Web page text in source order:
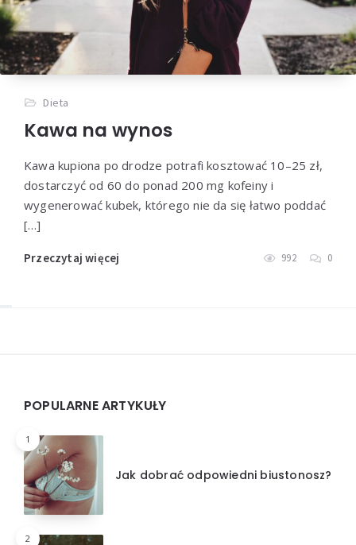
Dieta
Kawa na wynos
Kawa kupiona po drodze potrafi kosztować 10–25 zł,
dostarczyć od 60 do ponad 200 mg kofeiny i
wygenerować kubek, którego nie da się łatwo poddać
[…]
Przeczytaj więcej 992 0
POPULARNE ARTYKUŁY
1
Jak dobrać odpowiedni biustonosz?
2